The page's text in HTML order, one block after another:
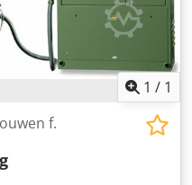
1 / 1
f.